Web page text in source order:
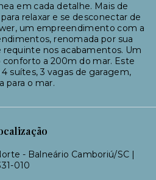
em cada detalhe. Mais de
relaxar e se desconectar de
um empreendimento com a
renomada por sua
requinte nos acabamentos. Um
a 200m do mar. Este
suítes, 3 vagas de garagem,
para o mar.
- Balneário Camboriú/SC |
010